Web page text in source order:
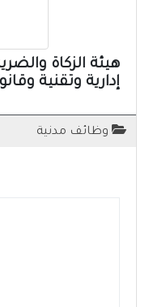
هيئة الزكاة
إدارية وتقنية
وظائف مدنية